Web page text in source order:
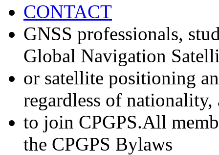
CONTACT
GNSS professionals,
Global Navigation
or satellite positioning
regardless of nationality,
to join CPGPS.All
the CPGPS Bylaws